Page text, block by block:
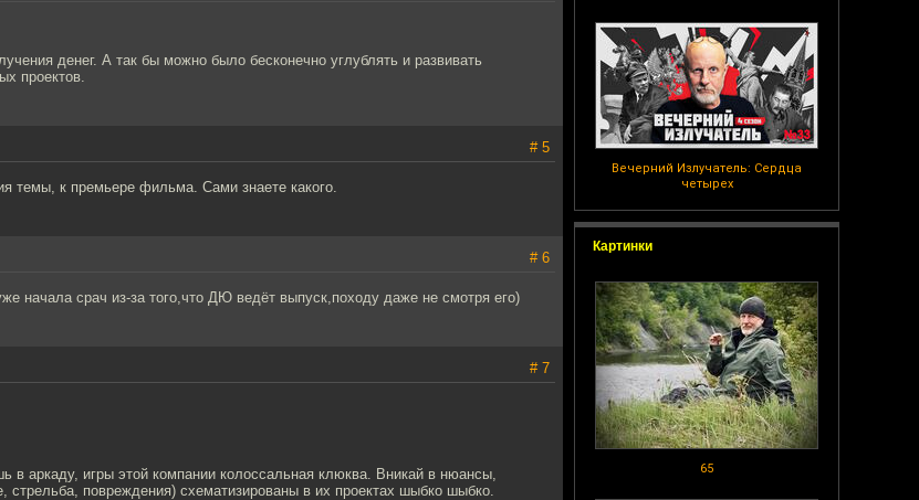
Вечерний Излучатель: Сердца
четырех
Картинки
65
денег. А так бы можно было бесконечно углублять и развивать
проектов.
# 5
темы, к премьере фильма. Сами знаете какого.
# 6
начала срач из-за того,что ДЮ ведёт выпуск,походу даже не смотря его)
# 7
в аркаду, игры этой компании колоссальная клюква. Вникай в нюансы,
стрельба, повреждения) схематизированы в их проектах шыбко шыбко.